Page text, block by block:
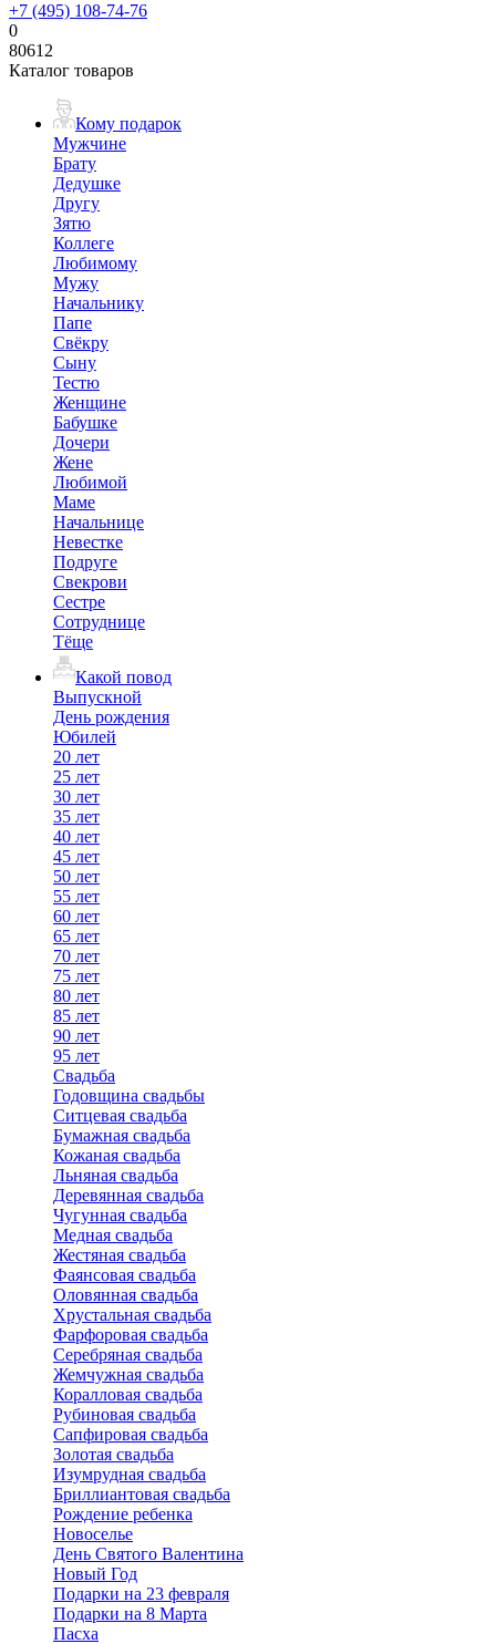
+7 (495) 108-74-76
0
80612
Каталог товаров
Кому подарок
Мужчине
Брату
Дедушке
Другу
Зятю
Коллеге
Любимому
Мужу
Начальнику
Папе
Свёкру
Сыну
Тестю
Женщине
Бабушке
Дочери
Жене
Любимой
Маме
Начальнице
Невестке
Подруге
Свекрови
Сестре
Сотруднице
Тёще
Какой повод
Выпускной
День рождения
Юбилей
20 лет
25 лет
30 лет
35 лет
40 лет
45 лет
50 лет
55 лет
60 лет
65 лет
70 лет
75 лет
80 лет
85 лет
90 лет
95 лет
Свадьба
Годовщина свадьбы
Ситцевая свадьба
Бумажная свадьба
Кожаная свадьба
Льняная свадьба
Деревянная свадьба
Чугунная свадьба
Медная свадьба
Жестяная свадьба
Фаянсовая свадьба
Оловянная свадьба
Хрустальная свадьба
Фарфоровая свадьба
Серебряная свадьба
Жемчужная свадьба
Коралловая свадьба
Рубиновая свадьба
Сапфировая свадьба
Золотая свадьба
Изумрудная свадьба
Бриллиантовая свадьба
Рождение ребенка
Новоселье
День Святого Валентина
Новый Год
Подарки на 23 февраля
Подарки на 8 Марта
Пасха